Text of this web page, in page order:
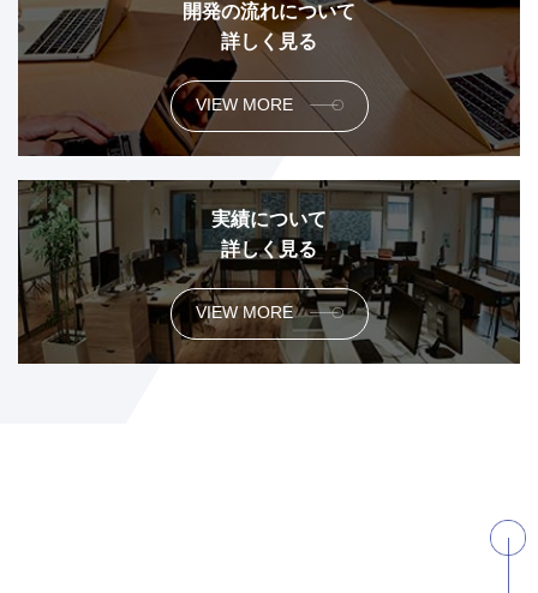
開発の流れについて
詳しく見る
VIEW MORE
実績について
詳しく見る
VIEW MORE